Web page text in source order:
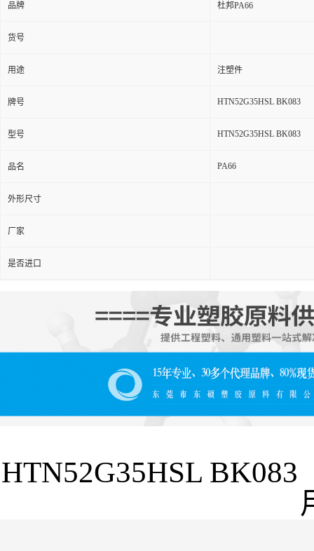
品牌 杜邦PA66
货号
用途 注塑件
牌号 HTN52G35HSL BK083
型号 HTN52G35HSL BK083
品名 PA66
外形尺寸
厂家
是否进口
HTN52G35HSL BK083